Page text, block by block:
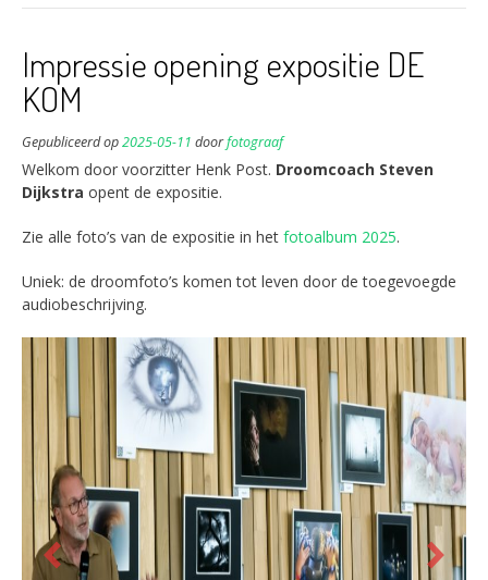
Impressie opening expositie DE
KOM
Gepubliceerd op2025-05-11 doorfotograaf
Welkom door voorzitter Henk Post. Droomcoach Steven
Dijkstra opent de expositie.
Zie alle foto’s van de expositie in het fotoalbum 2025.
Uniek: de droomfoto’s komen tot leven door de toegevoegde
audiobeschrijving.